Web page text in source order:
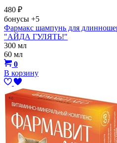
480 ₽
бонусы +5
Фармакс шампунь для
"АЙДА ГУЛЯТЬ!"
300 мл
60 мл
0
В корзину